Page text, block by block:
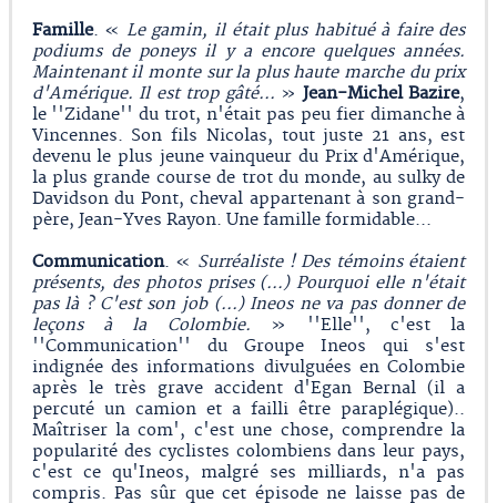
Famille. « Le gamin, il était plus habitué à faire des
podiums de poneys il y a encore quelques années.
Maintenant il monte sur la plus haute marche du prix
d'Amérique. Il est trop gâté... » Jean-Michel Bazire,
le ''Zidane'' du trot, n'était pas peu fier dimanche à
Vincennes. Son fils Nicolas, tout juste 21 ans, est
devenu le plus jeune vainqueur du Prix d'Amérique,
la plus grande course de trot du monde, au sulky de
Davidson du Pont, cheval appartenant à son grand-
père, Jean-Yves Rayon. Une famille formidable...
Communication. « Surréaliste ! Des témoins étaient
présents, des photos prises (…) Pourquoi elle n'était
pas là ? C'est son job (...) Ineos ne va pas donner de
leçons à la Colombie. » ''Elle'', c'est la
''Communication'' du Groupe Ineos qui s'est
indignée des informations divulguées en Colombie
après le très grave accident d'Egan Bernal (il a
percuté un camion et a failli être paraplégique)..
Maîtriser la com', c'est une chose, comprendre la
popularité des cyclistes colombiens dans leur pays,
c'est ce qu'Ineos, malgré ses milliards, n'a pas
compris. Pas sûr que cet épisode ne laisse pas de